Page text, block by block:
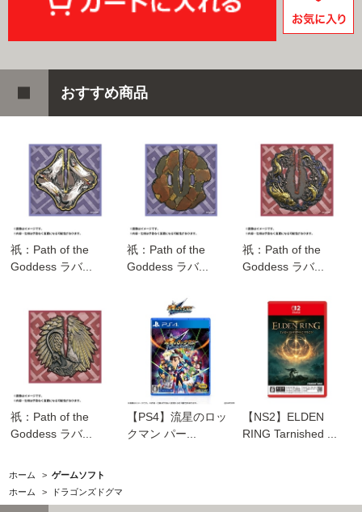
おすすめ商品
祇：Path of the
Goddess ラバ...
祇：Path of the
Goddess ラバ...
祇：Path of the
Goddess ラバ...
祇：Path of the
Goddess ラバ...
【PS4】流星のロッ
クマン パー...
【NS2】ELDEN
RING Tarnished ...
ホーム > ゲームソフト
ホーム
> ドラゴンズドグマ